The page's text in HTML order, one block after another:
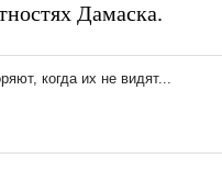
Дамаска.